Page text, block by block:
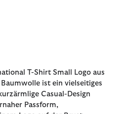
T-Shirt Small Logo aus
ist ein vielseitiges
Casual-Design
Passform,